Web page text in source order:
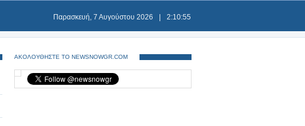
Παρασκευή, 7 Αυγούστου 2026 2:10:55
ΑΚΟΛΟΥΘΗΣΤΕ ΤΟ NEWSNOWGR.COM